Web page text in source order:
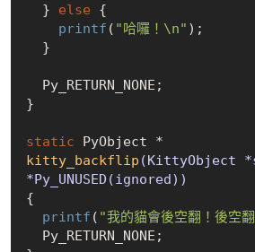
  }
else {
printf ( "哈囉！\n" );
}
static
kitty_backflip (KittyObject
*Py_UNUSED(ignored))
{
printf ( "我的貓會後空翻！後空